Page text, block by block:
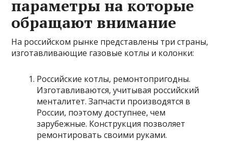
параметры на которые
обращают внимание
На российском рынке представлены три страны,
изготавливающие газовые котлы и колонки:
Российские котлы, ремонтопригодны.
Изготавливаются, учитывая российский
менталитет. Запчасти производятся в
России, поэтому доступнее, чем
зарубежные. Конструкция позволяет
ремонтировать своими руками.